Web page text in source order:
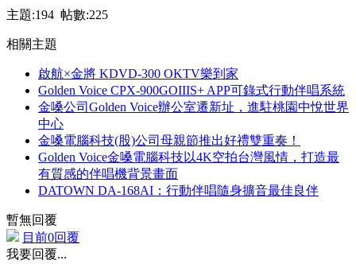
主題:194 帖數:225
相關主題
啟航×金將 KDVD-300 OKTV樂到家
Golden Voice CPX-900GOIIIS+ APP可錄式行動伴唱系統
金嗓公司Golden Voice辦公室遷新址，進駐桃園中悅世界
中心
金嗓電腦科技(股)公司母親節推出好禮雙重奏！
Golden Voice金嗓電腦科技以4K空拍台灣風情，打造最
有質感的伴唱機背景畫面
DATOWN DA-168AI：行動伴唱隨身擴音最佳良伴
暫無回覆
目前0回覆
我要回覆...